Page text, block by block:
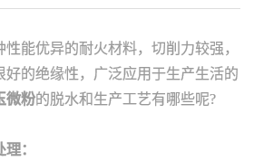
能优异的耐火材料，切削力较强，
好的绝缘性，广泛应用于生产生活的
微粉的脱水和生产工艺有哪些呢?
：